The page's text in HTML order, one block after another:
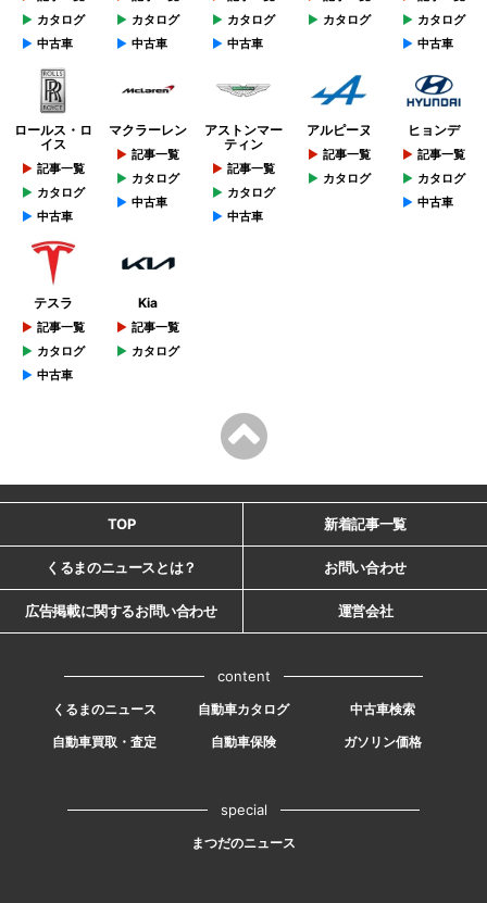
カタログ
中古車
カタログ
中古車
カタログ
中古車
カタログ
カタログ
中古車
ロールス・ロ
イス
記事一覧
カタログ
中古車
マクラーレン
記事一覧
カタログ
中古車
アストンマー
ティン
記事一覧
カタログ
中古車
アルピーヌ
記事一覧
カタログ
ヒョンデ
記事一覧
カタログ
中古車
テスラ
記事一覧
カタログ
中古車
Kia
記事一覧
カタログ
TOP 新着記事一覧
くるまのニュースとは？ お問い合わせ
広告掲載に関するお問い合わせ 運営会社
content
くるまのニュース 自動車カタログ
中古車検索
自動車買取・査定
自動車保険 ガソリン価格
special
まつだのニュース